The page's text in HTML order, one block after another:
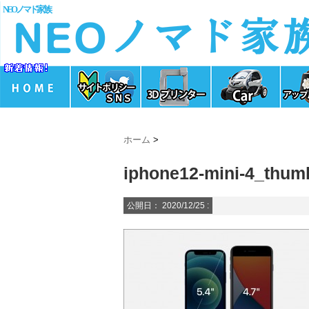
NEOノマド家族
ホーム >
iphone12-mini-
公開日： 2020/12/25 :